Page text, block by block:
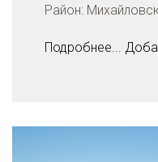
Район:
Подробнее...